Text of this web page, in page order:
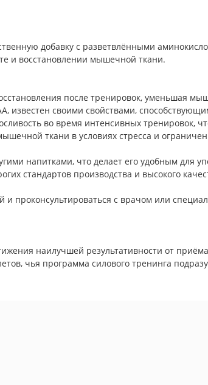
добавку с разветвлёнными
и восстановлении мышечной ткани.
после тренировок, уменьшая
своими свойствами,
во время интенсивных тренировок,
ткани в условиях стресса и
напитками, что делает его удобным для
стандартов производства и высокого
проконсультироваться с врачом или
наилучшей результативности от
чья программа силового тренинга